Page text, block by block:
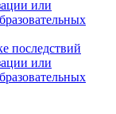
или
последствий
или